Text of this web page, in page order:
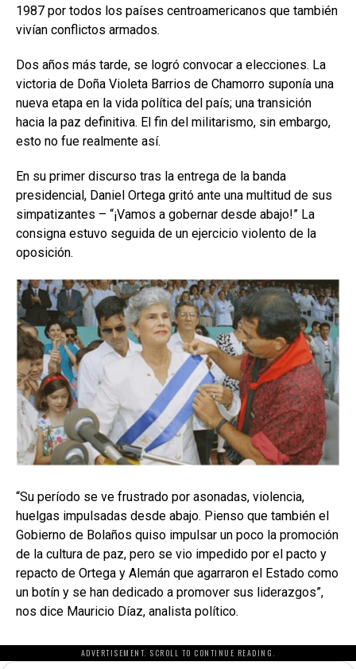
1987 por todos los países centroamericanos que también
vivían conflictos armados.
Dos años más tarde, se logró convocar a elecciones. La
victoria de Doña Violeta Barrios de Chamorro suponía una
nueva etapa en la vida política del país; una transición
hacia la paz definitiva. El fin del militarismo, sin embargo,
esto no fue realmente así.
En su primer discurso tras la entrega de la banda
presidencial, Daniel Ortega gritó ante una multitud de sus
simpatizantes – “¡Vamos a gobernar desde abajo!” La
consigna estuvo seguida de un ejercicio violento de la
oposición.
“Su período se ve frustrado por asonadas, violencia,
huelgas impulsadas desde abajo. Pienso que también el
Gobierno de Bolaños quiso impulsar un poco la promoción
de la cultura de paz, pero se vio impedido por el pacto y
repacto de Ortega y Alemán que agarraron el Estado como
un botín y se han dedicado a promover sus liderazgos”,
nos dice Mauricio Díaz, analista político.
ADVERTISEMENT. SCROLL TO CONTINUE READING.